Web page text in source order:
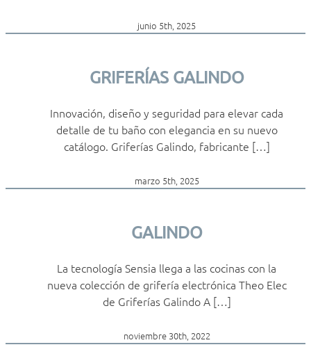
junio 5th, 2025
GRIFERÍAS GALINDO
Innovación, diseño y seguridad para elevar cada
detalle de tu baño con elegancia en su nuevo
catálogo. Griferías Galindo, fabricante […]
marzo 5th, 2025
GALINDO
La tecnología Sensia llega a las cocinas con la
nueva colección de grifería electrónica Theo Elec
de Griferías Galindo A […]
noviembre 30th, 2022